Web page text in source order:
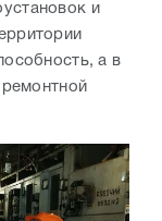
и
а в